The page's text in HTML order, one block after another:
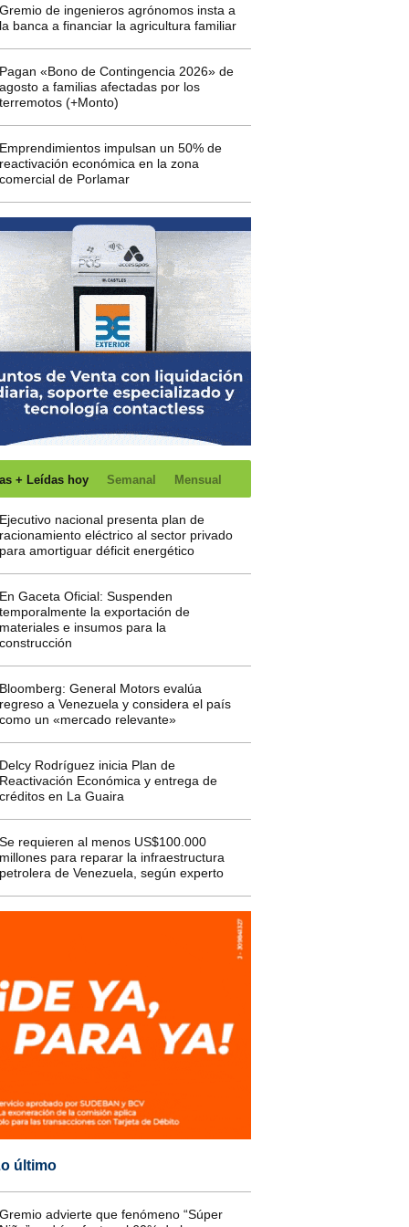
de ingenieros agrónomos insta a
banca a financiar la agricultura familiar
«Bono de Contingencia 2026» de
a familias afectadas por los
(+Monto)
impulsan un 50% de
económica en la zona
de Porlamar
+ Leídas hoy Semanal Mensual
nacional presenta plan de
eléctrico al sector privado
amortiguar déficit energético
Gaceta Oficial: Suspenden
la exportación de
e insumos para la
General Motors evalúa
a Venezuela y considera el país
un «mercado relevante»
Rodríguez inicia Plan de
Económica y entrega de
en La Guaira
requieren al menos US$100.000
para reparar la infraestructura
de Venezuela, según experto
último
advierte que fenómeno “Súper